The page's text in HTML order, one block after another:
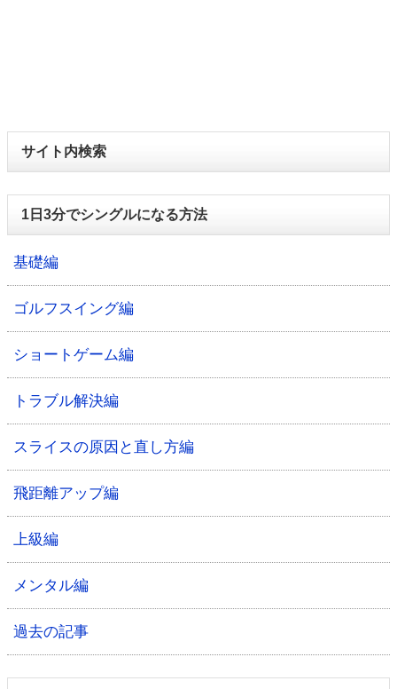
サイト内検索
1日3分でシングルになる方法
基礎編
ゴルフスイング編
ショートゲーム編
トラブル解決編
スライスの原因と直し方編
飛距離アップ編
上級編
メンタル編
過去の記事